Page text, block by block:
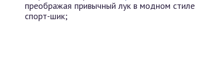
преображая привычный лук в модном стиле
спорт-шик;